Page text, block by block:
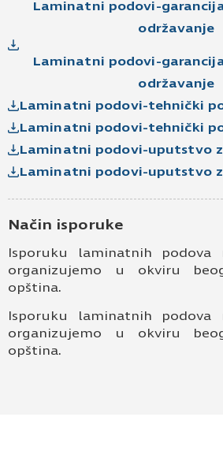
Laminatni podovi-
održavanje
Laminatni podovi-
održavanje
Laminatni podovi-tehnički
Laminatni podovi-tehnički
Laminatni podovi-uputstvo
Laminatni podovi-uputstvo
Način isporuke
Isporuku laminatnih podova
organizujemo u okviru
opština.
Isporuku laminatnih podova
organizujemo u okviru
opština.